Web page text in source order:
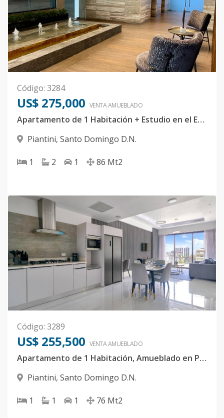
Código: 3284
US$ 275,000 VENTA AMUEBLADO
Apartamento de 1 Habitación + Estudio en el Exclusivo Sector de Piantini
Piantini, Santo Domingo D.N.
1 2 1 86 Mt2
Código: 3289
US$ 255,500 VENTA AMUEBLADO
Apartamento de 1 Habitación, Amueblado en Piantini
Piantini, Santo Domingo D.N.
1 1 1 76 Mt2